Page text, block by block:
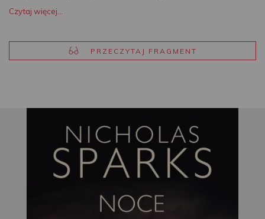
Czytaj więcej...
PRZECZYTAJ FRAGMENT